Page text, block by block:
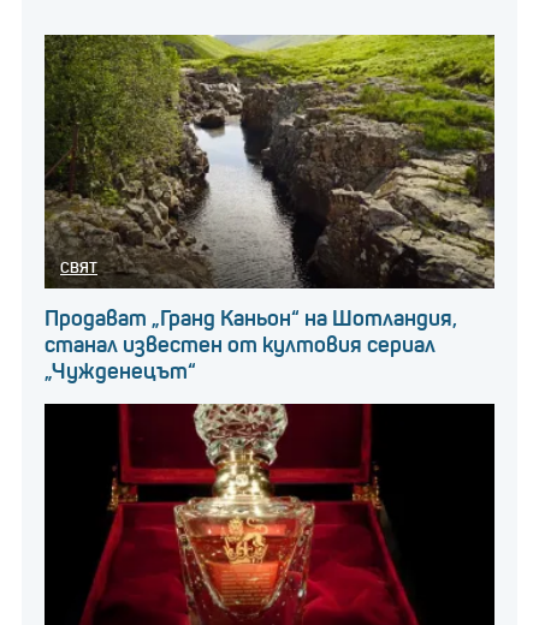
СВЯТ
Продават „Гранд Каньон“ на Шотландия,
станал известен от култовия сериал
„Чужденецът“